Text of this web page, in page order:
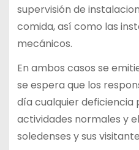
supervisión de
comida, así como las
mecánicos.
En ambos casos se
se espera que los
día cualquier deficiencia
actividades normales y
soledenses y sus